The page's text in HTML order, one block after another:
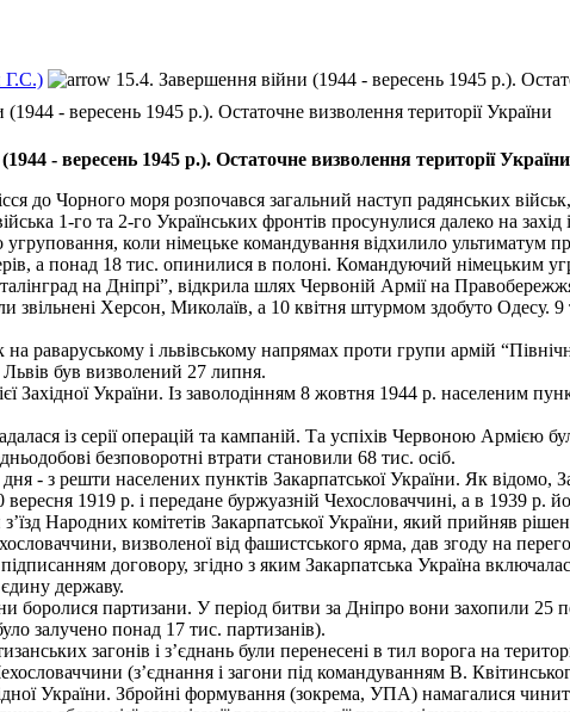
Г.С.)
15.4. Завершення війни (1944 - вересень 1945 p.).
- вересень 1945 p.). Остаточне визволення території України
- вересень 1945 p.). Остаточне визволення території України
до Чорного моря розпочався загальний наступ радянських
1-го та 2-го Українських фронтів просунулися далеко на захід
коли німецьке командування відхилило ультиматум
а понад 18 тис. опинилися в полоні. Командуючий німецьким
на Дніпрі”, відкрила шлях Червоній Армії на
звільнені Херсон, Миколаїв, а 10 квітня штурмом здобуто Одесу.
раваруському і львівському напрямах проти групи армій
Львів був визволений 27 липня.
Західної України. Із заволодінням 8 жовтня 1944 р. населеним
із серії операцій та кампаній. Та успіхів Червоною Армією
безповоротні втрати становили 68 тис. осіб.
- з решти населених пунктів Закарпатської України. Як відомо,
1919 р. і передане буржуазній Чехословаччині, а в 1939 р.
Народних комітетів Закарпатської України, який прийняв
визволеної від фашистського ярма, дав згоду на
договору, згідно з яким Закарпатська Україна
державу.
бо­ролися партизани. У період битви за Дніпро вони захопили 25
залучено понад 17 тис. партизанів).
загонів і з’єднань були перенесені в тил ворога на
(з’єднання і загони під командуванням В.
України. Збройні формування (зокрема, УПА) намагалися